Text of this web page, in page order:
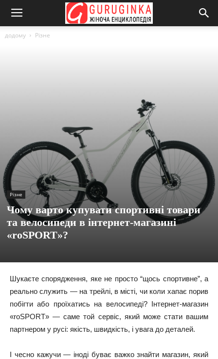
додому Різне
Різне
Чому варто купувати спортивні товари
та велосипеди в інтернет-магазині
«roSPORT»?
Шукаєте спорядження, яке не просто “щось спортивне”, а
реально служить — на трейлі, в місті, чи коли хапає порив
побігти або проїхатись на велосипеді? Інтернет-магазин
«roSPORT» — саме той сервіс, який може стати вашим
партнером у русі: якість, швидкість, і увага до деталей.
І чесно кажучи — іноді буває важко знайти магазин, який